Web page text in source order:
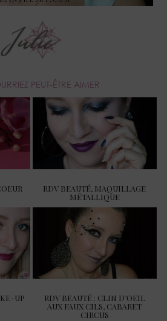
PEUT-ÊTRE AIMER
RDV BEAUTÉ, MAQUILLAGE
MÉTALLIQUE
UP
RDV BEAUTÉ : CLIN D’OEIL
AUX FAUX CILS, CABARET
CIRCUS